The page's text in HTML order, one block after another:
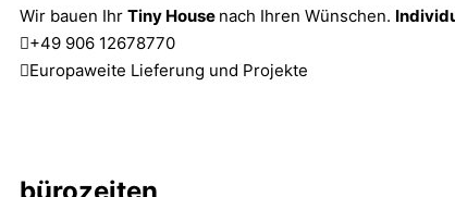
Wir bauen Ihr Tiny House nach Ihren Wünschen.
+49 906 12678770
Europaweite Lieferung und Projekte